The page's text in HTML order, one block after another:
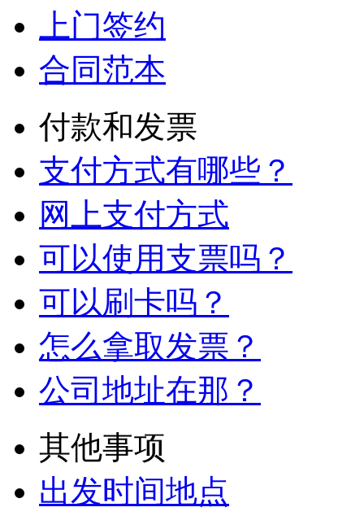
上门签约
合同范本
付款和发票
支付方式有哪些？
网上支付方式
可以使用支票吗？
可以刷卡吗？
怎么拿取发票？
公司地址在那？
其他事项
出发时间地点